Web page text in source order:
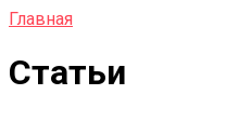
Главная
Статьи